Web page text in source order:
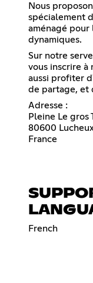
Nous
spécialement
aménagé pour
dynamiques.
Sur notre
vous inscrire à
aussi profiter
de partage, et
Adresse :
Pleine Le gros
80600
France
French